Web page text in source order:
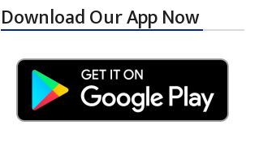
Download Our App Now